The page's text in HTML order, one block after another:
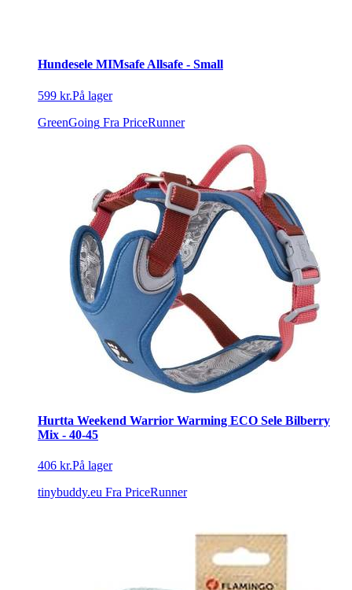
Hundesele MIMsafe Allsafe - Small
599 kr.På lager
GreenGoing Fra PriceRunner
Hurtta Weekend Warrior Warming ECO Sele Bilberry
Mix - 40-45
406 kr.På lager
tinybuddy.eu Fra PriceRunner